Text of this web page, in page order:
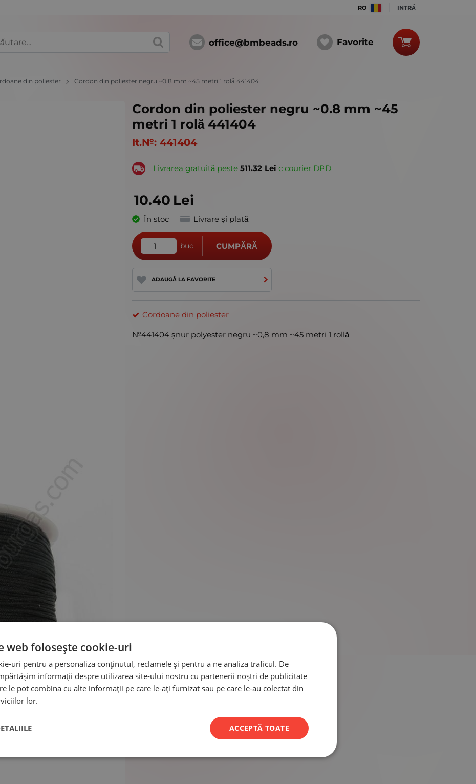
RO INTRĂ
office@bmbeads.ro Favorite
din poliester Cordon din poliester negru ~0.8 mm ~45 metri 1 rolă 441404
Cordon din poliester negru ~0.8 mm ~45
metri 1 rolă 441404
It.№: 441404
Livrarea gratuită peste511.32 Lei с courier DPD
10.40 Lei
În stoc Livrare și plată
buc CUMPĂRĂ
ADAUGĂ LA FAVORITE
Cordoane din poliester
№441404 șnur polyester negru ~0,8 mm ~45 metri 1 rollă
web folosește cookie-uri
uri pentru a personaliza conținutul, reclamele și pentru a ne analiza traficul. De
informații despre utilizarea site-ului nostru cu partenerii noștri de publicitate
le pot combina cu alte informații pe care le-ați furnizat sau pe care le-au colectat din
lor.
ACCEPTĂ TOATE